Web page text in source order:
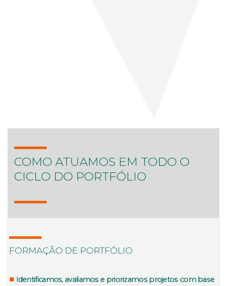
COMO ATUAMOS EM TODO O
CICLO DO PORTFÓLIO
FORMAÇÃO DE PORTFÓLIO
Identificamos, avaliamos e priorizamos projetos com base